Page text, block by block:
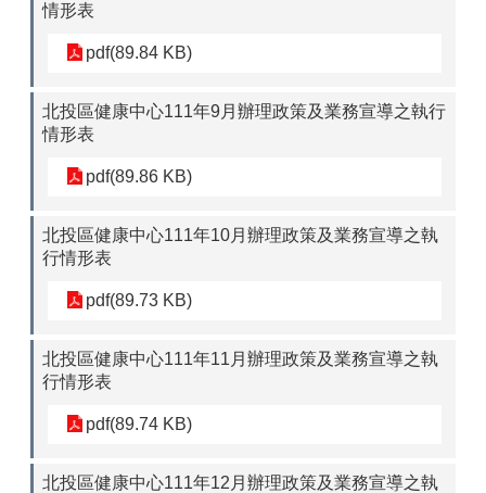
情形表
pdf(89.84 KB)
北投區健康中心111年9月辦理政策及業務宣導之執行
情形表
pdf(89.86 KB)
北投區健康中心111年10月辦理政策及業務宣導之執
行情形表
pdf(89.73 KB)
北投區健康中心111年11月辦理政策及業務宣導之執
行情形表
pdf(89.74 KB)
北投區健康中心111年12月辦理政策及業務宣導之執